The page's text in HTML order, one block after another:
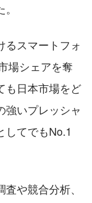
るスマートフォ
場シェアを奪
も日本市場をど
強いプレッシャ
してでもNo.1
や競合分析、